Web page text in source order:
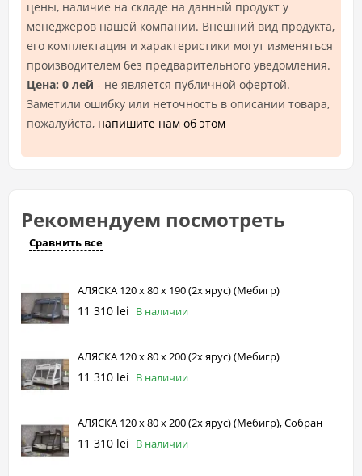
цены, наличие на складе на данный продукт у
менеджеров нашей компании. Внешний вид продукта,
его комплектация и характеристики могут изменяться
производителем без предварительного уведомления.
Цена: 0 лей - не является публичной офертой.
Заметили ошибку или неточность в описании товара,
пожалуйста, напишите нам об этом
Рекомендуем посмотреть
Сравнить все
АЛЯСКА 120 х 80 х 190 (2х ярус) (Мебигр)
11 310 lei В наличии
АЛЯСКА 120 х 80 х 200 (2х ярус) (Мебигр)
11 310 lei В наличии
АЛЯСКА 120 х 80 х 200 (2х ярус) (Мебигр), Собран
11 310 lei В наличии